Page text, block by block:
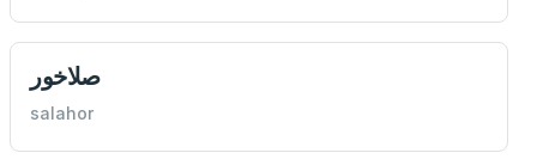
صلاخور
salahor